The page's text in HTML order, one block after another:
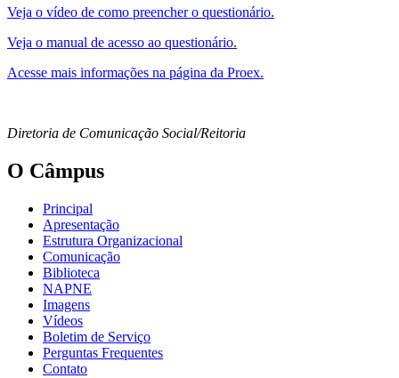
Veja o vídeo de como preencher o questionário.
Veja o manual de acesso ao questionário.
Acesse mais informações na página da Proex.
Diretoria de Comunicação Social/Reitoria
O Câmpus
Principal
Apresentação
Estrutura Organizacional
Comunicação
Biblioteca
NAPNE
Imagens
Vídeos
Boletim de Serviço
Perguntas Frequentes
Contato